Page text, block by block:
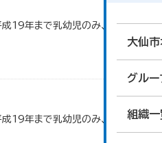
大仙市
グル
組織一
19年まで乳幼児のみ、平成20年度
19年まで乳幼児のみ、平成20年度